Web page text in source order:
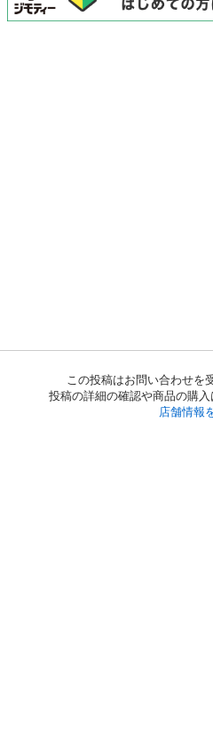
この投稿はお問い合わせを
投稿の詳細の確認や商品の購入
店舗情報